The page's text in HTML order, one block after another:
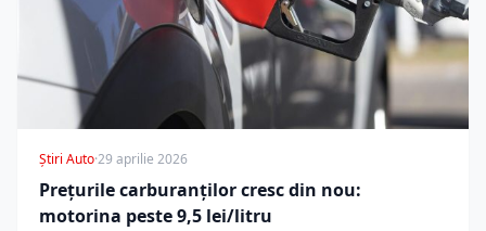
Știri Auto·29 aprilie 2026
Prețurile carburanților cresc din nou:
motorina peste 9,5 lei/litru